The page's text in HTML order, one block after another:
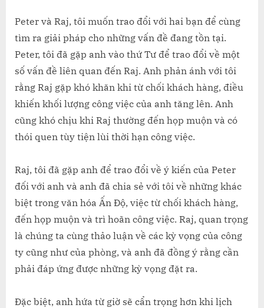
Peter và Raj, tôi muốn trao đổi với hai bạn để cùng
tìm ra giải pháp cho những vấn đề đang tồn tại.
Peter, tôi đã gặp anh vào thứ Tư để trao đổi về một
số vấn đề liên quan đến Raj. Anh phản ánh với tôi
rằng Raj gặp khó khăn khi từ chối khách hàng, điều
khiến khối lượng công việc của anh tăng lên. Anh
cũng khó chịu khi Raj thường đến họp muộn và có
thói quen tùy tiện lùi thời hạn công việc.
Raj, tôi đã gặp anh để trao đổi về ý kiến của Peter
đối với anh và anh đã chia sẻ với tôi về những khác
biệt trong văn hóa Ấn Độ, việc từ chối khách hàng,
đến họp muộn và trì hoãn công việc. Raj, quan trọng
là chúng ta cùng thảo luận về các kỳ vọng của công
ty cũng như của phòng, và anh đã đồng ý rằng cần
phải đáp ứng được những kỳ vọng đặt ra.
Đặc biệt, anh hứa từ giờ sẽ cẩn trọng hơn khi lịch